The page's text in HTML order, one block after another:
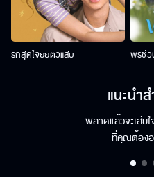
รักสุดใจยัยตัวแสบ พรชีวั
แนะนำ
พลาดแล้วจะเสีย
ที่คุณต้อง